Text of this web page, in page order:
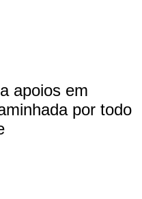
apoios em
por todo